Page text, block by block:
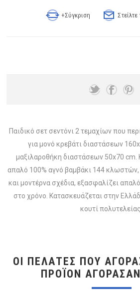
+Σύγκριση
Παιδικό σετ σεντόνι 2 τεμαχίων που
για μονό κρεβάτι διαστάσεων
μαξιλαροθήκη διαστάσεων 50x70 cm.
απαλό 100% αγνό βαμβάκι 144
και μοντέρνα σχέδια, εξασφαλίζει
στο χρόνο. Κατασκευάζεται στην
κουτί πολυτελείας.
ΟΙ ΠΕΛΆΤΕΣ ΠΟΥ
ΠΡΟΪΌΝ